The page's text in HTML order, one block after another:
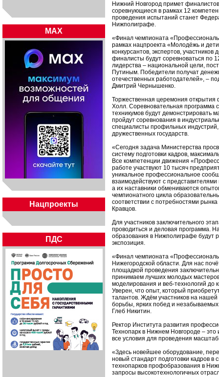
MAX
Нацпроекты
ПДС
Нижний Новгород примет
соревнующиеся в рамках 12
проведения испытаний станет
Нижполиграфе.
«Финал чемпионата
рамках нацпроекта «Молодёжь и
конкурсантов, экспертов,
финалисты будут соревноваться по
лидерства – национальной цели,
Путиным. Победители получат
отечественных работодателей», –
Дмитрий Чернышенко.
Торжественная церемония
Холл. Соревновательная программа
техникумов будут демонстрировать
пройдут соревнования в
специалисты профильных
дружественных государств.
«Сегодня задача Министерства
систему подготовки кадров,
Все компетенции движения
работе участвуют 10 тысяч
уникальное профессиональное
взаимодействуют с
а их наставники обмениваются
чемпионатного цикла
соответствии с потребностями
Кравцов.
Для участников заключительного
проводиться и деловая программа.
образования в Нижполиграфе будут
экспозиция.
«Финал чемпионата
Нижегородской области. Для нас
площадкой проведения
принимаем лучших молодых
моделирования и веб-технологий до
Уверен, что опыт, который
талантов. Ждём участников на
борьбы, ярких побед и незабываемых
Глеб Никитин.
Ректор Института развития
Технопарк в Нижнем Новгороде – это
все условия для проведения
«Здесь новейшее оборудование,
новый стандарт подготовки кадров
технопарков профобразования в
запросы высокотехнологичных